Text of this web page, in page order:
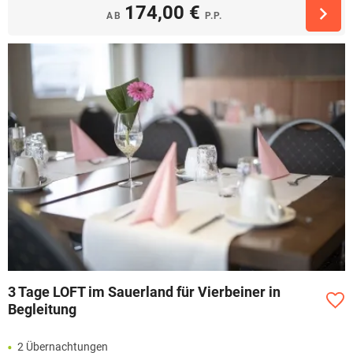
AB 174,00 € P.P.
3 Tage LOFT im Sauerland für Vierbeiner in
Begleitung
2 Übernachtungen